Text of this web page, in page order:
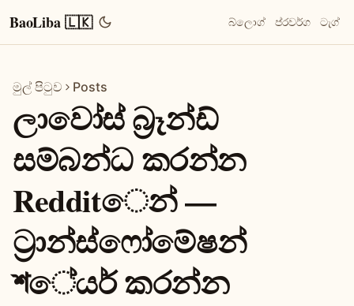
BaoLiba 🇱🇰 බ්ලොග් ප්රවර්ග ටැග්
මුල් පිටුව Posts
ලාවෝස් බ්‍රෑන්ඩ්
සම්බන්ධ කරන්න
Redditෙන් —
ට්‍රාන්ස්ෆෝමේෂන්
শේයර් කරන්න